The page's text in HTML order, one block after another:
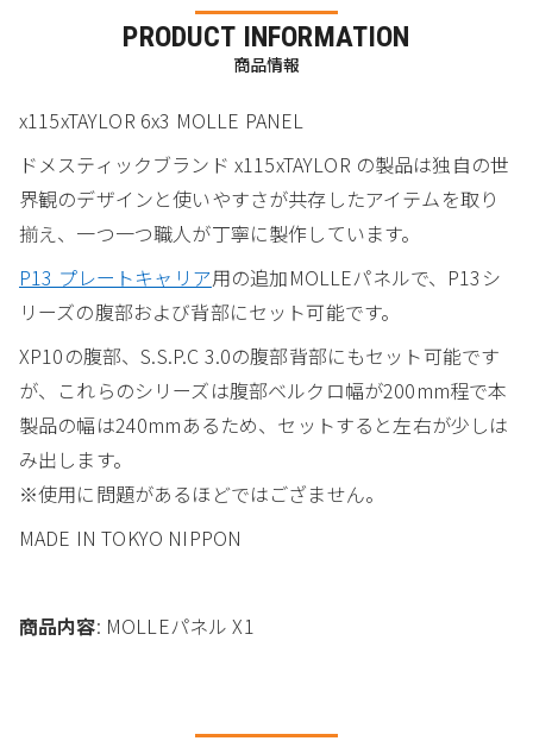
PRODUCT INFORMATION
商品情報
x115xTAYLOR 6x3 MOLLE PANEL
ドメスティックブランド x115xTAYLOR の製品は独自の世
界観のデザインと使いやすさが共存したアイテムを取り
揃え、一つ一つ職人が丁寧に製作しています。
P13 プレートキャリア用の追加MOLLEパネルで、P13シ
リーズの腹部および背部にセット可能です。
XP10の腹部、S.S.P.C 3.0の腹部背部にもセット可能です
が、これらのシリーズは腹部ベルクロ幅が200mm程で本
製品の幅は240mmあるため、セットすると左右が少しは
み出します。
※使用に問題があるほどではござません。
MADE IN TOKYO NIPPON
商品内容: MOLLEパネル X1